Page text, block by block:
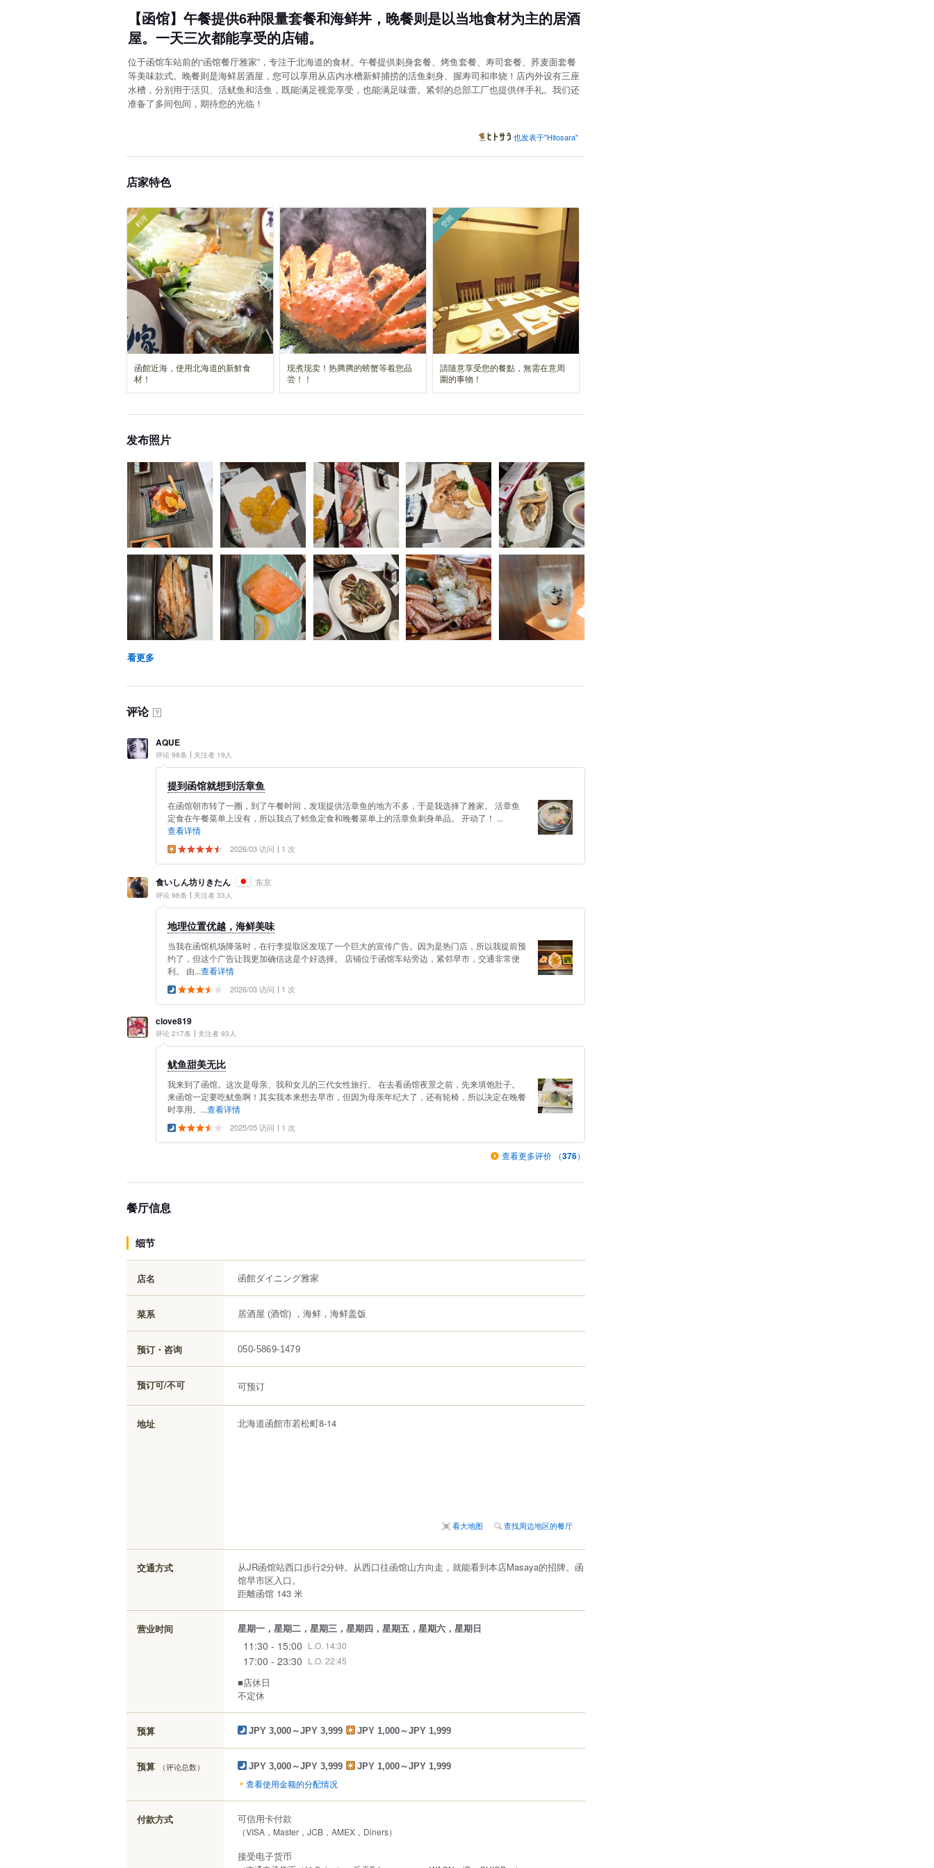
【函馆】午餐提供6种限量套餐和海鲜丼，晚餐则是以当地食材为主的居酒
屋。一天三次都能享受的店铺。
位于函馆车站前的“函馆餐厅雅家”，专注于北海道的食材。午餐提供刺身套餐、烤鱼套餐、寿司套餐、荞麦面套餐
等美味款式。晚餐则是海鲜居酒屋，您可以享用从店内水槽新鲜捕捞的活鱼刺身、握寿司和串烧！店内外设有三座
水槽，分别用于活贝、活鱿鱼和活鱼，既能满足视觉享受，也能满足味蕾。紧邻的总部工厂也提供伴手礼。我们还
准备了多间包间，期待您的光临！
也发表于"Hitosara"
店家特色
料理
函館近海，使用北海道的新鮮食
材！
现煮现卖！热腾腾的螃蟹等着您品
尝！！
空间
請隨意享受您的餐點，無需在意周
圍的事物！
发布照片
看更多
评论 ？
AQUE
评论 98条 关注者 19人
提到函馆就想到活章鱼
在函馆朝市转了一圈，到了午餐时间，发现提供活章鱼的地方不多，于是我选择了雅家。 活章鱼
定食在午餐菜单上没有，所以我点了鳕鱼定食和晚餐菜单上的活章鱼刺身单品。 开动了！ ...
查看详情
2026/03 访问 1 次
食いしん坊りきたん 东京
评论 98条 关注者 33人
地理位置优越，海鲜美味
当我在函馆机场降落时，在行李提取区发现了一个巨大的宣传广告。因为是热门店，所以我提前预
约了，但这个广告让我更加确信这是个好选择。 店铺位于函馆车站旁边，紧邻早市，交通非常便
利。 由...查看详情
2026/03 访问 1 次
clove819
评论 217条 关注者 93人
鱿鱼甜美无比
我来到了函馆。这次是母亲、我和女儿的三代女性旅行。 在去看函馆夜景之前，先来填饱肚子。
来函馆一定要吃鱿鱼啊！其实我本来想去早市，但因为母亲年纪大了，还有轮椅，所以决定在晚餐
时享用。...查看详情
2025/05 访问 1 次
查看更多评价 （376）
餐厅信息
细节
店名 函館ダイニング雅家
菜系 居酒屋 (酒馆) ，海鲜，海鲜盖饭
预订・咨询 050-5869-1479
预订可/不可 可预订
地址 北海道函館市若松町8-14
看大地图 查找周边地区的餐厅
交通方式
从JR函馆站西口步行2分钟。从西口往函馆山方向走，就能看到本店Masaya的招牌。函
馆早市区入口。
距離函馆 143 米
营业时间 星期一，星期二，星期三，星期四，星期五，星期六，星期日
11:30 - 15:00 L.O. 14:30
17:00 - 23:30 L.O. 22:45
■店休日
不定休
预算 JPY 3,000～JPY 3,999 JPY 1,000～JPY 1,999
预算 （评论总数） JPY 3,000～JPY 3,999 JPY 1,000～JPY 1,999
查看使用金额的分配情况
付款方式 可信用卡付款
（VISA，Master，JCB，AMEX，Diners）
接受电子货币